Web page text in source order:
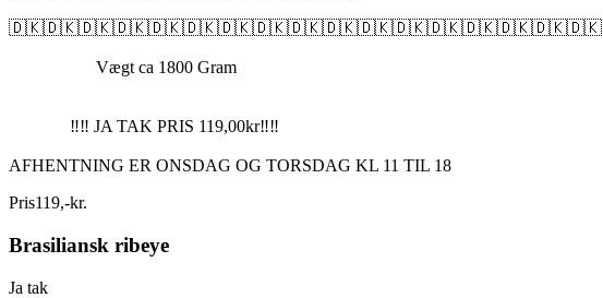
🇩🇰🇩🇰🇩🇰🇩🇰🇩🇰🇩🇰🇩🇰🇩🇰🇩🇰🇩🇰🇩🇰🇩🇰🇩🇰🇩🇰🇩🇰🇩🇰🇩🇰
Vægt ca 1800 Gram
‼️‼️ JA TAK PRIS 119,00kr‼️‼️
AFHENTNING ER ONSDAG OG TORSDAG KL 11 TIL 18
Pris119,-kr.
Brasiliansk ribeye
Ja tak